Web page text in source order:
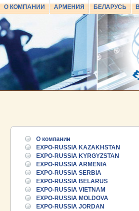
О КОМПАНИИ АРМЕНИЯ БЕЛАРУСЬ
О компании
EXPO-RUSSIA KAZAKHSTAN
EXPO-RUSSIA KYRGYZSTAN
EXPO-RUSSIA ARMENIA
EXPO-RUSSIA SERBIA
EXPO-RUSSIA BELARUS
EXPO-RUSSIA VIETNAM
EXPO-RUSSIA MOLDOVA
EXPO-RUSSIA JORDAN